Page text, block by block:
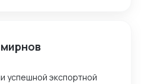
наличие
на внутреннем рынке,
У меня есть обширная база
в различных отраслях
успешной экспортной